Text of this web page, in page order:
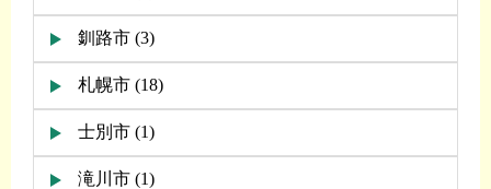
釧路市 (3)
札幌市 (18)
士別市 (1)
滝川市 (1)